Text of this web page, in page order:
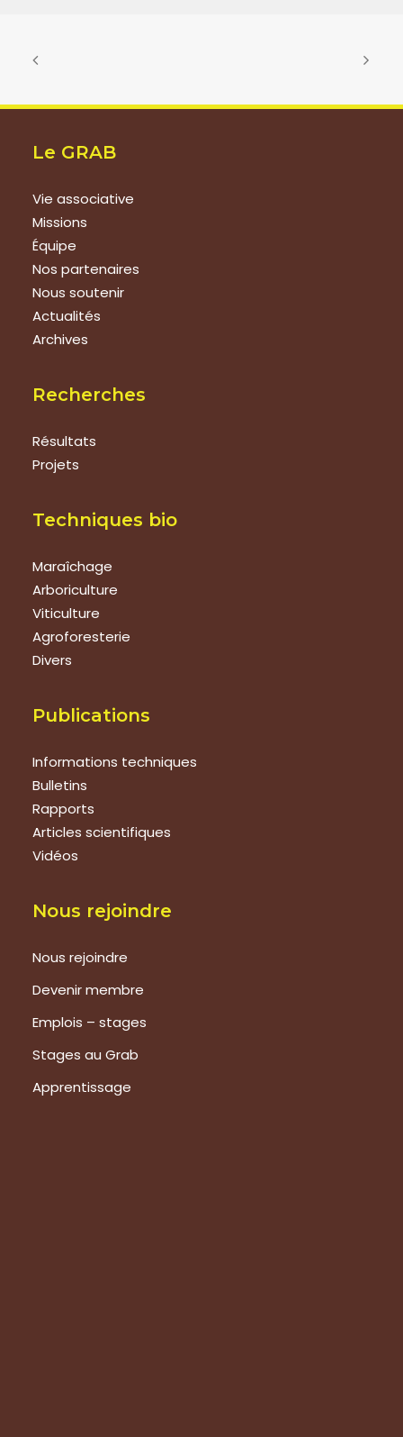
Le GRAB
Vie associative
Missions
Équipe
Nos partenaires
Nous soutenir
Actualités
Archives
Recherches
Résultats
Projets
Techniques bio
Maraîchage
Arboriculture
Viticulture
Agroforesterie
Divers
Publications
Informations techniques
Bulletins
Rapports
Articles scientifiques
Vidéos
Nous rejoindre
Nous rejoindre
Devenir membre
Emplois – stages
Stages au Grab
Apprentissage